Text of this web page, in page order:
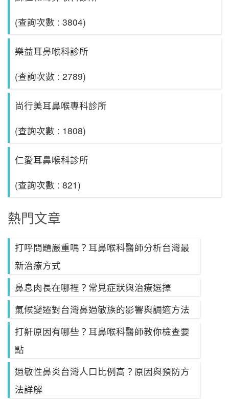
(查詢次數 : 3804)
樂益耳鼻喉科診所
(查詢次數 : 2789)
尚行美耳鼻喉專科診所
(查詢次數 : 1808)
仁愛耳鼻喉科診所
(查詢次數 : 821)
熱門文章
打呼問題嚴重嗎？耳鼻喉科醫師分析台灣最
新治療方式
鼻息肉長在哪裡？常見症狀與治療選擇
氣候變遷對台灣鼻過敏族的影響與調適方法
打鼾原因有哪些？耳鼻喉科醫師教你檢查要
點
過敏性鼻炎台灣人口比例高？原因與預防方
法詳解